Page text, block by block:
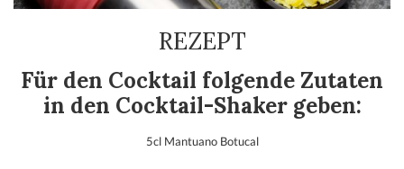
REZEPT
Für den Cocktail folgende Zutaten
in den Cocktail-Shaker geben:
5cl Mantuano Botucal